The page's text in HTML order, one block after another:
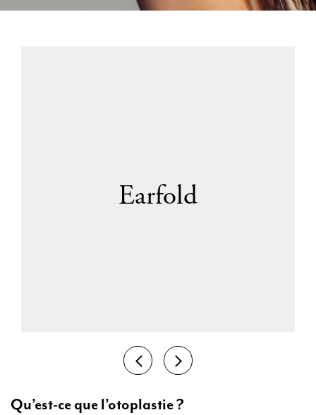
Earfold
Qu’est-ce que l’otoplastie ?